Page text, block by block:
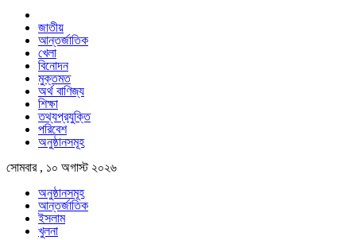
জাতীয়
আন্তর্জাতিক
খেলা
বিনোদন
মুক্তমত
অর্থ বাণিজ্য
শিক্ষা
তথ্যপ্রযুক্তি
পরিবেশ
অনুষ্ঠানসমূহ
সোমবার , ১০ অগাস্ট ২০২৬
অনুষ্ঠানসমূহ
আন্তর্জাতিক
ইসলাম
খুলনা